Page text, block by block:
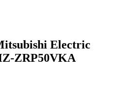
Electric
ZRP50VKA